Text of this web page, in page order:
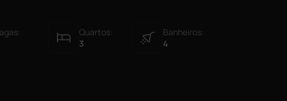
Quartos:
3
Banheiros:
4